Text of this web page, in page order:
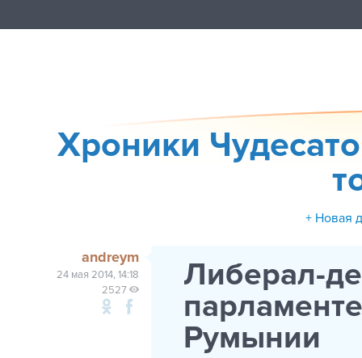
Хроники
+ Новая
andreym
24 мая 2014, 14:18
2527
Либерал-
Румынии